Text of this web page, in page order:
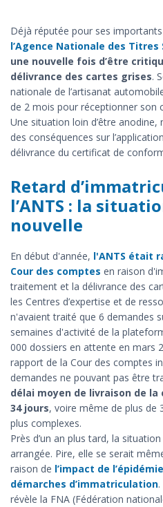
Déjà réputée pour ses
l’Agence Nationale des Titres
une nouvelle fois d’être
délivrance des cartes grises.
nationale de l’artisanat
de 2 mois pour réceptionner son
Une situation loin d’être
des conséquences sur
délivrance du certificat de
Retard
l’ANTS : la
nouvelle
En début d'année, l'ANTS était
Cour des comptes en raison
traitement et la délivrance des
les Centres d’expertise et de
n'avaient traité que 6 demandes
semaines d'activité de la
000 dossiers en attente en mars
rapport de la Cour des comptes
demandes ne pouvant pas être
délai moyen de livraison de
34 jours, voire même de plus de
plus complexes.
Près d’un an plus tard, la
arrangée. Pire, elle se serait
raison de l’impact de
démarches d’immatriculation
révèle la FNA (Fédération